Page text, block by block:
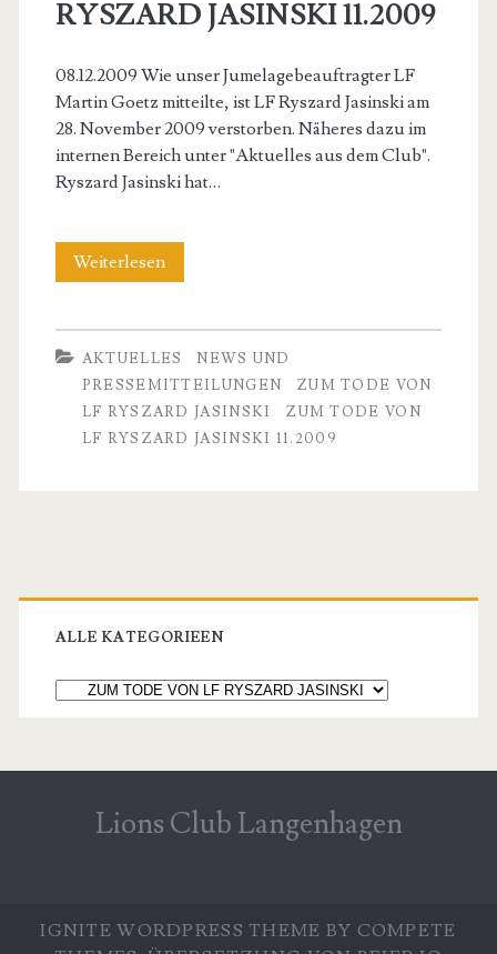
TODE
VON
LF
JASINSKI
11.2009</span>
RYSZARD JASINSKI 11.2009
08.12.2009 Wie unser Jumelagebeauftragter LF
Martin Goetz mitteilte, ist LF Ryszard Jasinski am
28. November 2009 verstorben. Näheres dazu im
internen Bereich unter "Aktuelles aus dem Club".
Ryszard Jasinski hat…
WeiterlesenZUM
LF
RYSZARD
AKTUELLES
NEWS UND
PRESSEMITTEILUNGEN
ZUM TODE VON
LF RYSZARD JASINSKI
ZUM TODE VON
LF RYSZARD JASINSKI 11.2009
Primary
Sidebar
ALLE KATEGORIEEN
Lions Club Langenhagen
IGNITE WORDPRESS THEME BY COMPETE